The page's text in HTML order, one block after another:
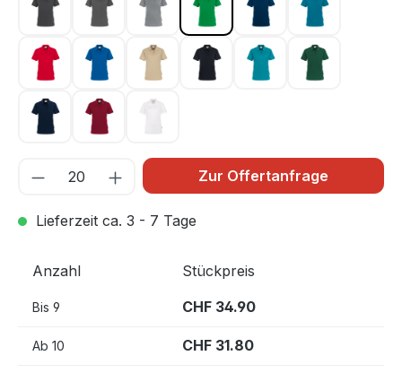
anthrazit 028graphit 042grau meliert 015
kellygrün 029marine 003petrol 046
rot 002 royalblau 010sand 007schwarz 005smaragd 012tanne 072
tinte 034 weinrot 017weiß 001
Zur Offertanfrage
Lieferzeit ca. 3 - 7 Tage
Anzahl Stückpreis
Bis 9 CHF 34.90
Ab 10 CHF 31.80